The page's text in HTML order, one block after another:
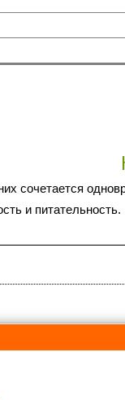
сочетается
и питательность.